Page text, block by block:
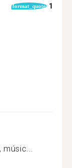
format_quote 1
músic...